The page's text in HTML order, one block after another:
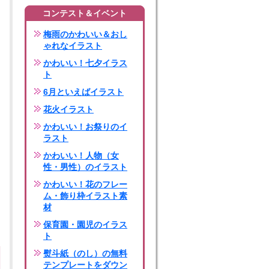
コンテスト＆イベント
梅雨のかわいい＆おし
ゃれなイラスト
かわいい！七夕イラス
ト
6月といえばイラスト
花火イラスト
かわいい！お祭りのイ
ラスト
かわいい！人物（女
性・男性）のイラスト
かわいい！花のフレー
ム・飾り枠イラスト素
材
保育園・園児のイラス
ト
熨斗紙（のし）の無料
テンプレートをダウン